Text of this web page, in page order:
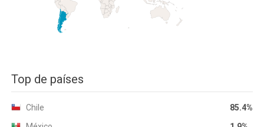
Top de países
Chile
85.4%